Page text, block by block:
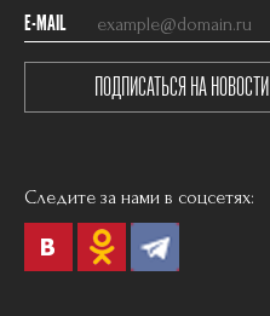
E-MAIL
ПОДПИСАТЬСЯ НА НОВОСТИ
Следите за нами в соцсетях: